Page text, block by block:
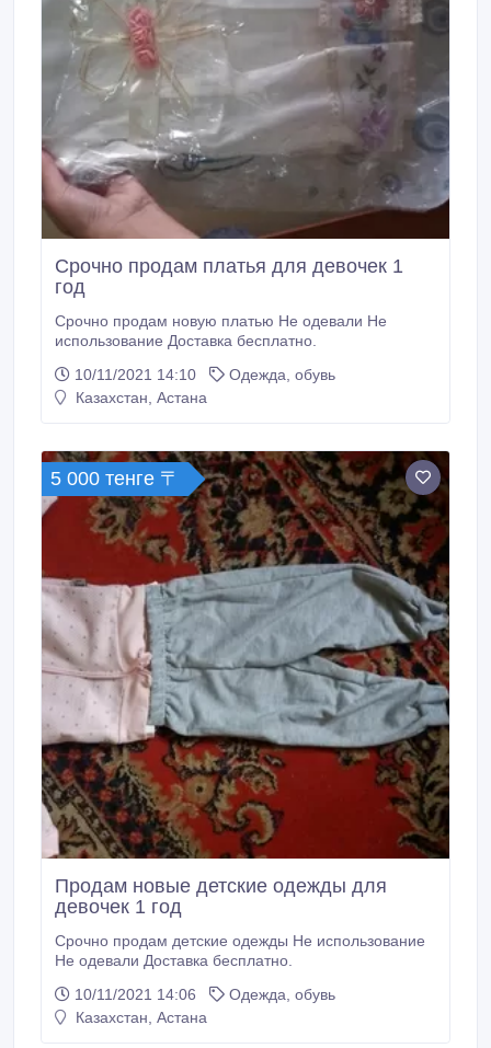
Срочно продам платья для девочек 1
год
Срочно продам новую платью Не одевали Не
использование Доставка бесплатно.
10/11/2021 14:10
Одежда, обувь
Казахстан, Астана
5 000 тенге 〒
Продам новые детские одежды для
девочек 1 год
Срочно продам детские одежды Не использование
Не одевали Доставка бесплатно.
10/11/2021 14:06
Одежда, обувь
Казахстан, Астана